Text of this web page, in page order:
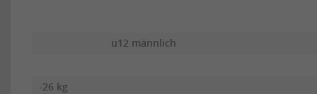
u12 männlich
-26 kg